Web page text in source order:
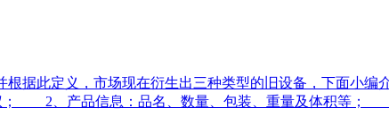
此定义，市场现在衍生出三种类型的旧设备，下面小编
2、产品信息：品名、数量、包装、重量及体积等；